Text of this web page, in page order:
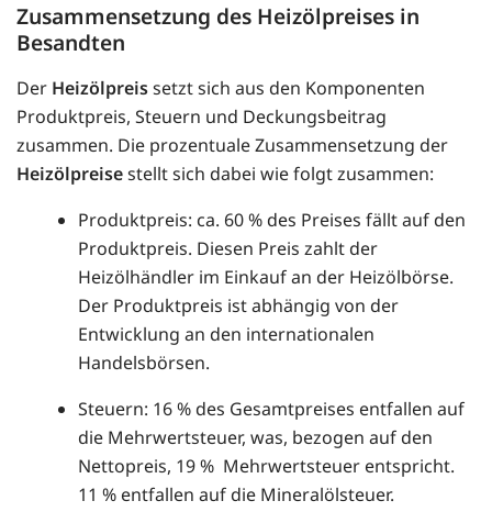
Zusammensetzung des Heizölpreises in
Besandten
Der Heizölpreissetzt sich aus den Komponenten
Produktpreis, Steuern und Deckungsbeitrag
zusammen. Die prozentuale Zusammensetzung der
Heizölpreisestellt sich dabei wie folgt zusammen:
Produktpreis: ca. 60 % des Preises fällt auf den
Produktpreis. Diesen Preis zahlt der
Heizölhändler im Einkauf an der Heizölbörse.
Der Produktpreis ist abhängig von der
Entwicklung an den internationalen
Handelsbörsen.
Steuern: 16 % des Gesamtpreises entfallen auf
die Mehrwertsteuer, was, bezogen auf den
Nettopreis, 19 % Mehrwertsteuer entspricht.
11 % entfallen auf die Mineralölsteuer.